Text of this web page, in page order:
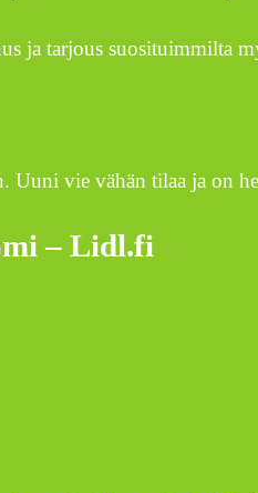
ja tarjous suosituimmilta
vie vähän tilaa ja on
– Lidl.fi